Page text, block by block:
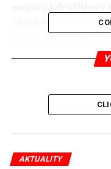
žádné daně a vést
ovšem omezily
) Polské
přesto vytvoří
RELATED TOPICS:
UP NEXT
východě Polska
AKTUALITY